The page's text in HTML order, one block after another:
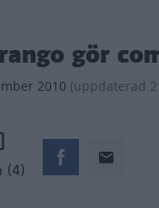
gör
2010 (uppdaterad
(4)